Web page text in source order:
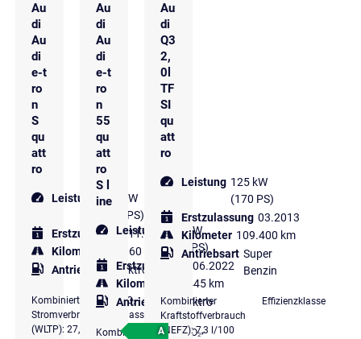
Au
di
Au
di
e-t
ro
n
S
qu
att
ro
Leistung 370 kW
(503 PS)
Erstzulassung 11.2021
Kilometer
41.160 km
Antriebsart
Elektro
Kombinierter
Stromverbrauch
(WLTP): 27,7
CO₂-
Klasse
A
Au
di
Au
di
e-t
ro
n
55
qu
att
ro
S l
ine
Leistung
301 kW
(409 PS)
Erstzulassung
06.2022
Kilometer
71.445 km
Antriebsart Elektro
Kombinierter
CO₂-
Au
di
Q3
2,
0l
TF
SI
qu
att
ro
Leistung 125 kW
(170 PS)
Erstzulassung 03.2013
Kilometer 109.400 km
Antriebsart Super
Benzin
Kombinierter
Kraftstoffverbrauch
(NEFZ): 7,3 l/100
Effizienzklasse